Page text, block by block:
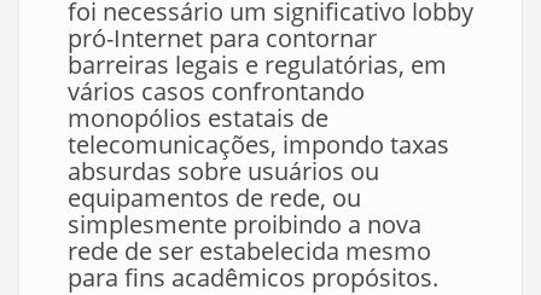
foi necessário um significativo lobby
pró-Internet para contornar
barreiras legais e regulatórias, em
vários casos confrontando
monopólios estatais de
telecomunicações, impondo taxas
absurdas sobre usuários ou
equipamentos de rede, ou
simplesmente proibindo a nova
rede de ser estabelecida mesmo
para fins acadêmicos propósitos.